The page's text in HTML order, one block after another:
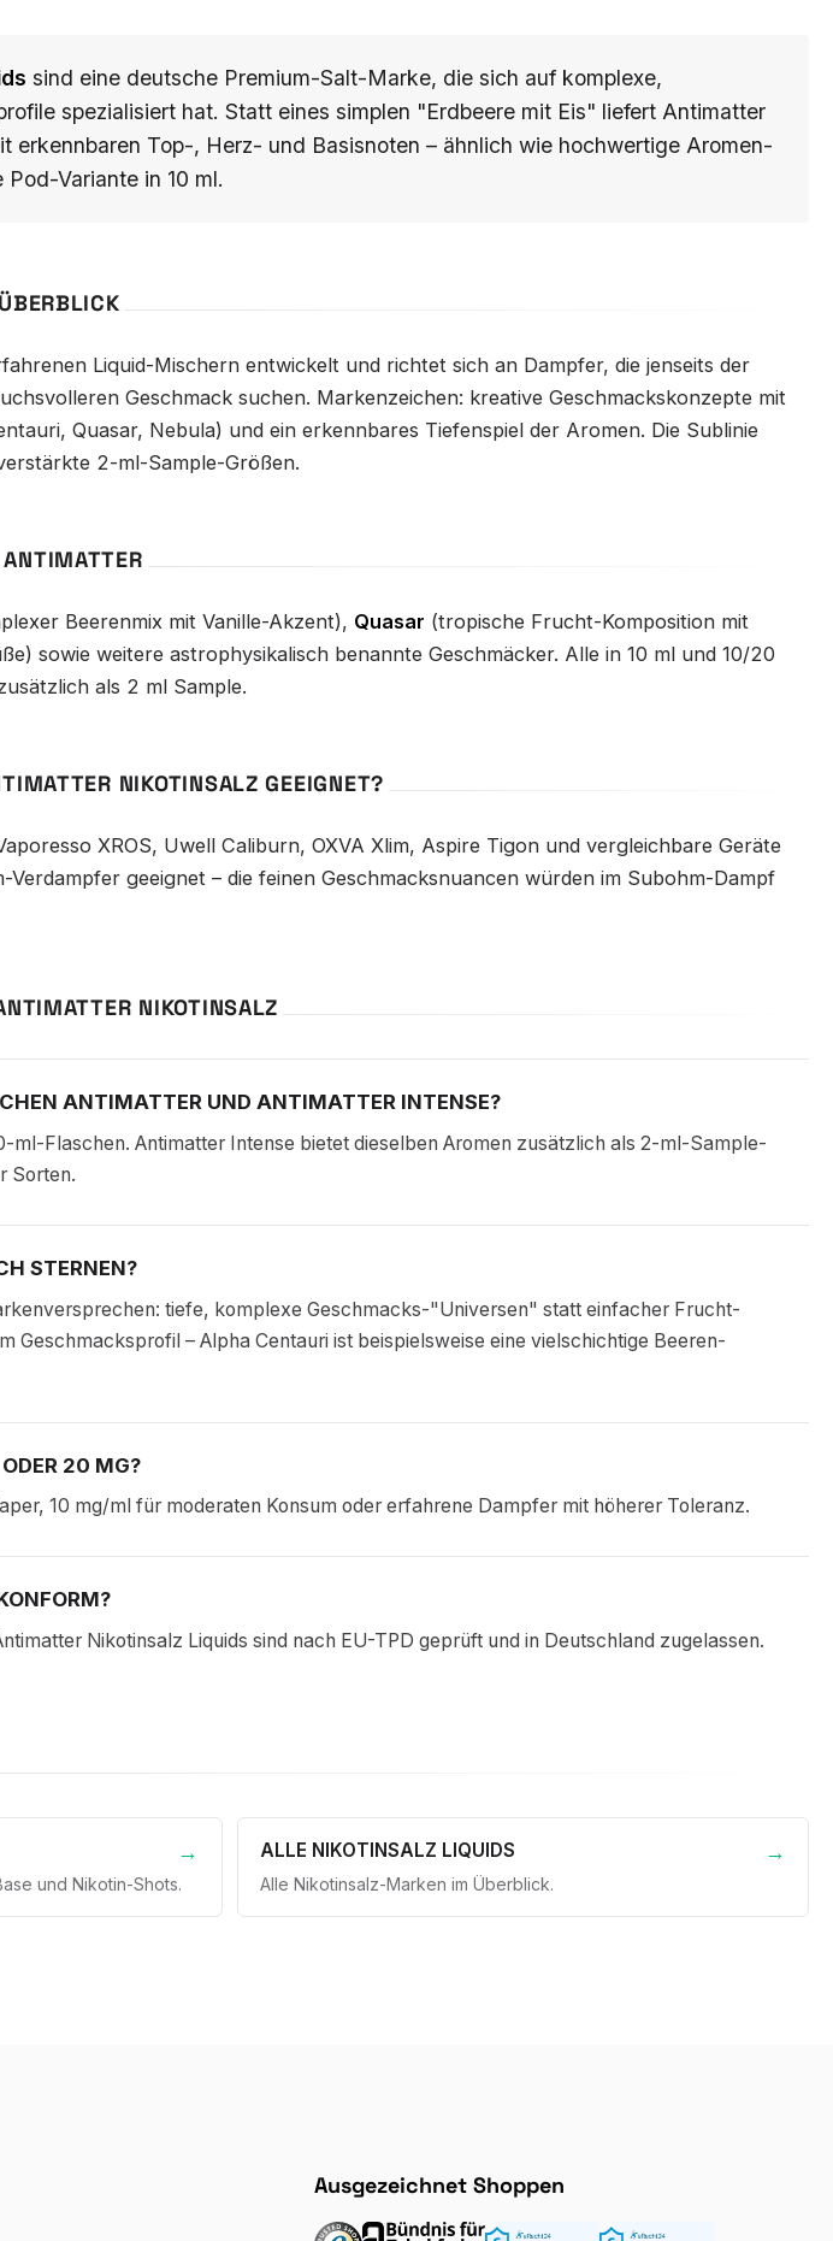
sind eine deutsche Premium-Salt-Marke, die sich auf komplexe,
spezialisiert hat. Statt eines simplen "Erdbeere mit Eis" liefert Antimatter
erkennbaren Top-, Herz- und Basisnoten – ähnlich wie hochwertige Aromen-
Variante in 10 ml.
Liquid-Mischern entwickelt und richtet sich an Dampfer, die jenseits der
Geschmack suchen. Markenzeichen: kreative Geschmackskonzepte mit
Quasar, Nebula) und ein erkennbares Tiefenspiel der Aromen. Die Sublinie
2-ml-Sample-Größen.
Beerenmix mit Vanille-Akzent), Quasar (tropische Frucht-Komposition mit
sowie weitere astrophysikalisch benannte Geschmäcker. Alle in 10 ml und 10/20
als 2 ml Sample.
NIKOTINSALZ GEEIGNET?
XROS, Uwell Caliburn, OXVA Xlim, Aspire Tigon und vergleichbare Geräte
geeignet – die feinen Geschmacksnuancen würden im Subohm-Dampf
NIKOTINSALZ
ANTIMATTER UND ANTIMATTER INTENSE?
ml-Flaschen. Antimatter Intense bietet dieselben Aromen zusätzlich als 2-ml-Sample-
Sorten.
STERNEN?
tiefe, komplexe Geschmacks-"Universen" statt einfacher Frucht-
Geschmacksprofil – Alpha Centauri ist beispielsweise eine vielschichtige Beeren-
20 MG?
10 mg/ml für moderaten Konsum oder erfahrene Dampfer mit höherer Toleranz.
Nikotinsalz Liquids sind nach EU-TPD geprüft und in Deutschland zugelassen.
und Nikotin-Shots.
ALLE NIKOTINSALZ LIQUIDS
Alle Nikotinsalz-Marken im Überblick.
Ausgezeichnet Shoppen